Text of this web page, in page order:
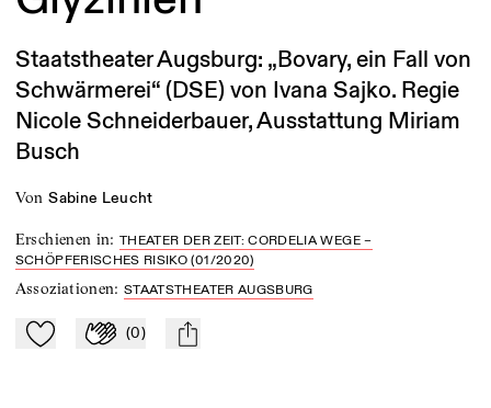
Staatstheater Augsburg: „Bovary, ein Fall von
Schwärmerei“ (DSE) von Ivana Sajko. Regie
Nicole Schneiderbauer, Ausstattung Miriam
Busch
von Sabine Leucht
Erschienen in:THEATER DER ZEIT: CORDELIA WEGE –
SCHÖPFERISCHES RISIKO (01/2020)
Assoziationen:STAATSTHEATER AUGSBURG
Zu Mein-TdZ hinzufügen
Applaudieren
(0) mail